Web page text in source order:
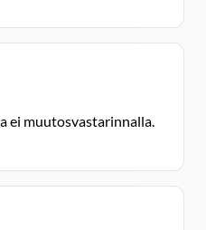
ei muutosvastarinnalla.